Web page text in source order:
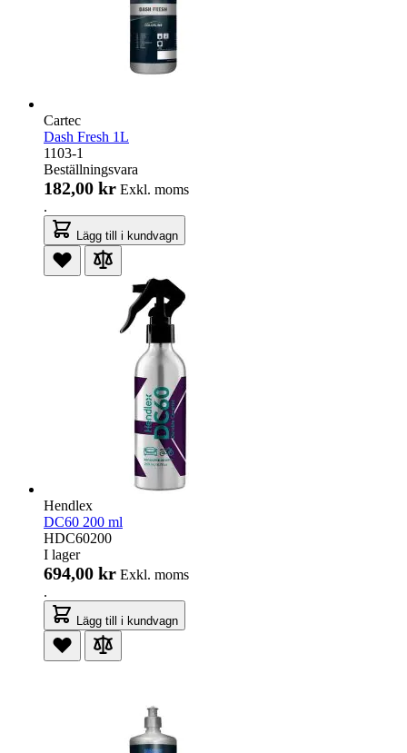
Cartec
Dash Fresh 1L
1103-1
Beställningsvara
182,00 kr Exkl. moms
.
Lägg till i kundvagn
Hendlex
DC60 200 ml
HDC60200
I lager
694,00 kr Exkl. moms
.
Lägg till i kundvagn